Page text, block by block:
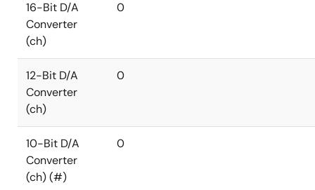
16-Bit D/A
Converter
(ch)
0
12-Bit D/A
Converter
(ch)
0
10-Bit D/A
Converter
(ch) (#)
0